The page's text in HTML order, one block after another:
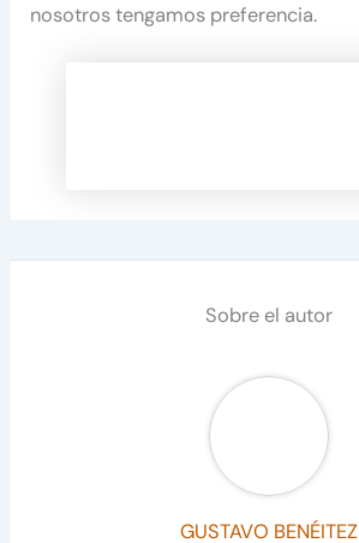
nosotros tengamos preferencia.
Sobre el autor
GUSTAVO BENÉITEZ